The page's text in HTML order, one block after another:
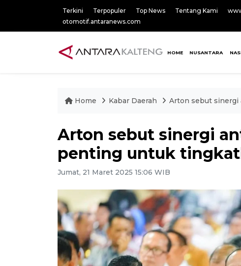
Terkini Terpopuler Top News Tentang Kami
otomotif.antaranews.com
HOME NUSANTARA
Home Kabar Daerah Arton sebut sinergi
Arton sebut sinergi
penting untuk
Jumat, 21 Maret 2025 15:06 WIB